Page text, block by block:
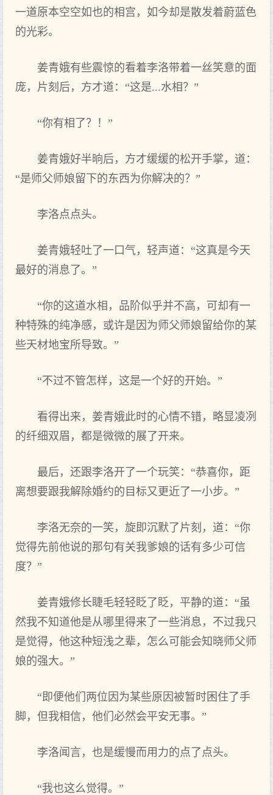
一道原本空空如也的相宫，如今却是散发着蔚蓝色
的光彩。
姜青娥有些震惊的看着李洛带着一丝笑意的面
庞，片刻后，方才道：“这是...水相？”
“你有相了？！”
姜青娥好半晌后，方才缓缓的松开手掌，道：
“是师父师娘留下的东西为你解决的？”
李洛点点头。
姜青娥轻吐了一口气，轻声道：“这真是今天
最好的消息了。”
“你的这道水相，品阶似乎并不高，可却有一
种特殊的纯净感，或许是因为师父师娘留给你的某
些天材地宝所导致。”
“不过不管怎样，这是一个好的开始。”
看得出来，姜青娥此时的心情不错，略显凌冽
的纤细双眉，都是微微的展了开来。
最后，还跟李洛开了一个玩笑：“恭喜你，距
离想要跟我解除婚约的目标又更近了一小步。”
李洛无奈的一笑，旋即沉默了片刻，道：“你
觉得先前他说的那句有关我爹娘的话有多少可信
度？”
姜青娥修长睫毛轻轻眨了眨，平静的道：“虽
然我不知道他是从哪里得来了一些消息，不过我只
是觉得，他这种短浅之辈，怎么可能会知晓师父师
娘的强大。”
“即便他们两位因为某些原因被暂时困住了手
脚，但我相信，他们必然会平安无事。”
李洛闻言，也是缓慢而用力的点了点头。
“我也这么觉得。”